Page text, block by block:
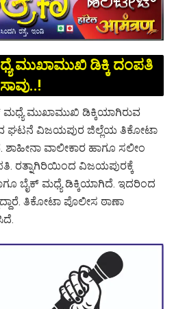
ಮುಖಾಮುಖಿ ಡಿಕ್ಕಿ ದಂಪತಿ
ಸಾವು..!
ಮುಖಾಮುಖಿ ಡಿಕ್ಕಿಯಾಗಿರುವ
ಘಟನೆ ವಿಜಯಪುರ ಜಿಲ್ಲೆಯ ತಿಕೋಟಾ
ವಾಲೀಕಾರ ಹಾಗೂ ಸಲೀಂ
ರತ್ನಾಗಿರಿಯಿಂದ ವಿಜಯಪುರಕ್ಕೆ
ಬೈಕ್ ಮಧ್ಯೆ ಡಿಕ್ಕಿಯಾಗಿದೆ‌. ಇದರಿಂದ
ತಿಕೋಟಾ ಪೊಲೀಸ ಠಾಣಾ